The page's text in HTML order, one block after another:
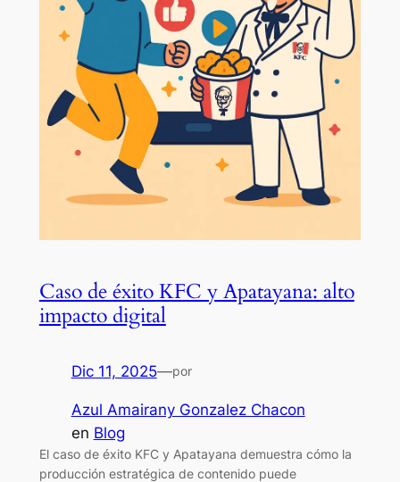
Caso de éxito KFC y Apatayana: alto
impacto digital
Dic 11, 2025—por
Azul Amairany Gonzalez Chacon
en Blog
El caso de éxito KFC y Apatayana demuestra cómo la
producción estratégica de contenido puede